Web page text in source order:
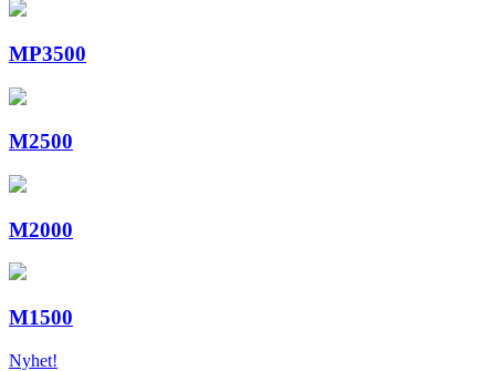
MP3500
M2500
M2000
M1500
Nyhet!